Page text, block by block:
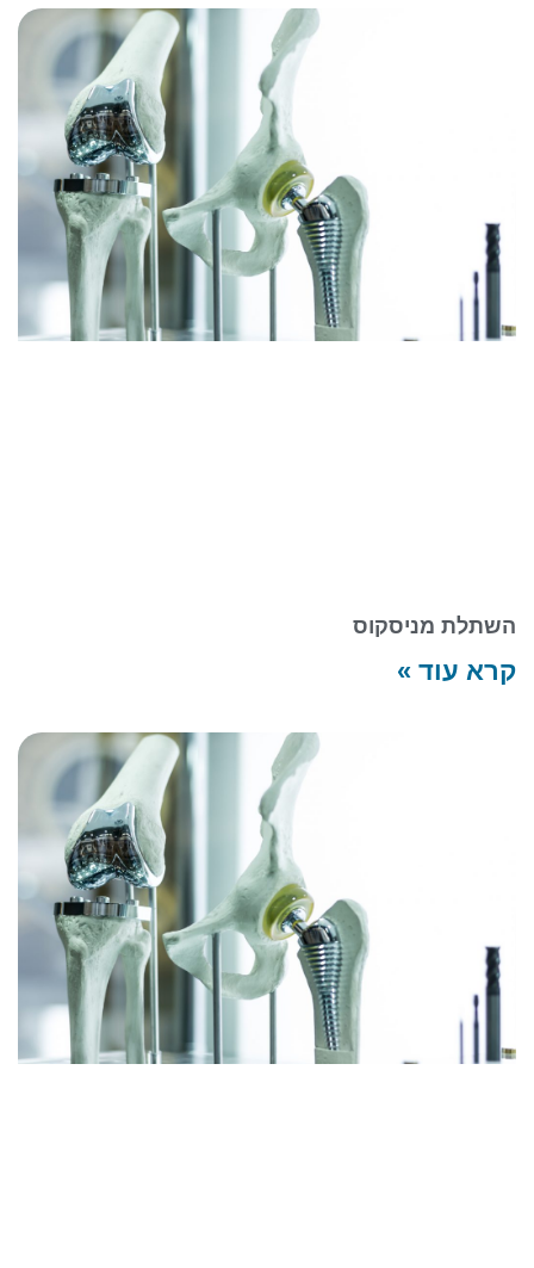
השתלת מניסקוס
קרא עוד »